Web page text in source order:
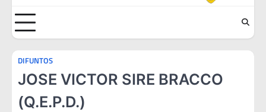
DIFUNTOS
JOSE VICTOR SIRE BRACCO
(Q.E.P.D.)